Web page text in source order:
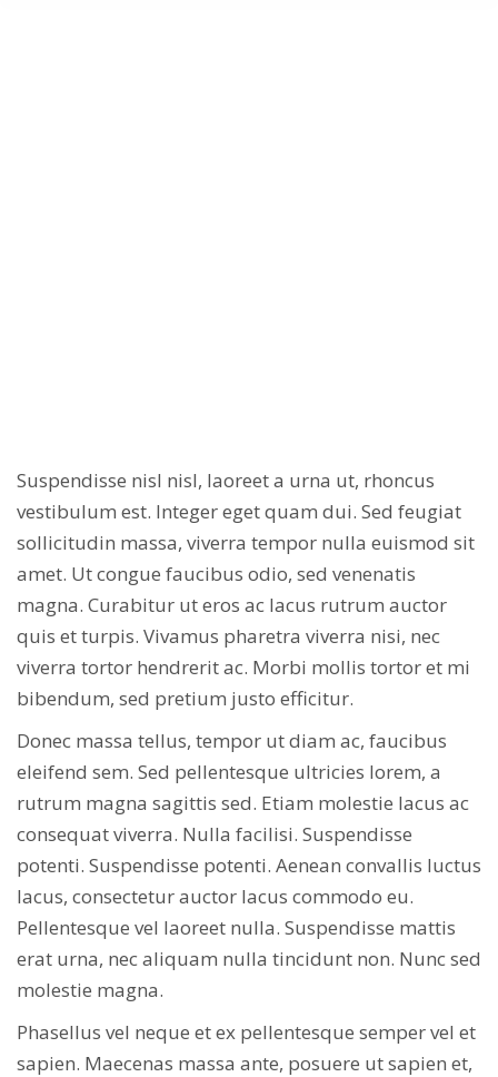
Suspendisse nisl nisl, laoreet a urna ut, rhoncus
vestibulum est. Integer eget quam dui. Sed feugiat
sollicitudin massa, viverra tempor nulla euismod sit
amet. Ut congue faucibus odio, sed venenatis
magna. Curabitur ut eros ac lacus rutrum auctor
quis et turpis. Vivamus pharetra viverra nisi, nec
viverra tortor hendrerit ac. Morbi mollis tortor et mi
bibendum, sed pretium justo efficitur.
Donec massa tellus, tempor ut diam ac, faucibus
eleifend sem. Sed pellentesque ultricies lorem, a
rutrum magna sagittis sed. Etiam molestie lacus ac
consequat viverra. Nulla facilisi. Suspendisse
potenti. Suspendisse potenti. Aenean convallis luctus
lacus, consectetur auctor lacus commodo eu.
Pellentesque vel laoreet nulla. Suspendisse mattis
erat urna, nec aliquam nulla tincidunt non. Nunc sed
molestie magna.
Phasellus vel neque et ex pellentesque semper vel et
sapien. Maecenas massa ante, posuere ut sapien et,